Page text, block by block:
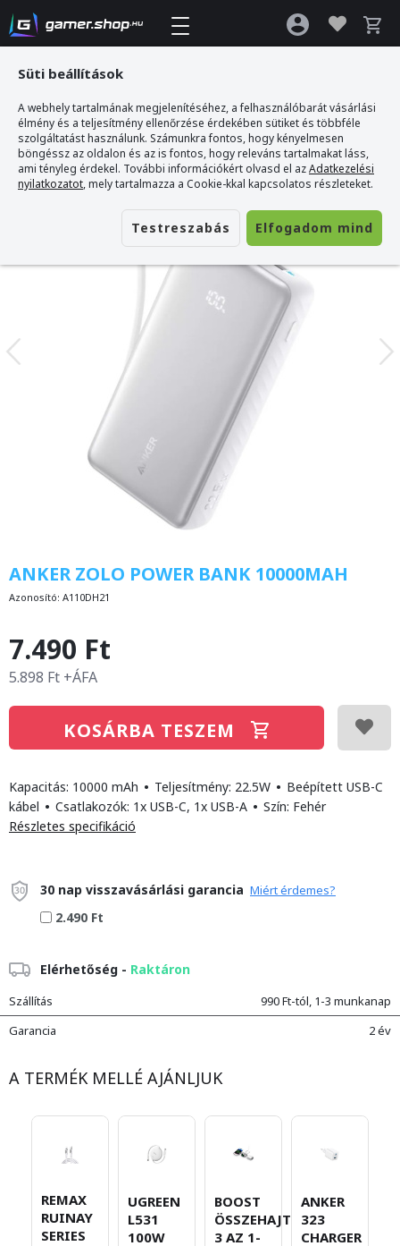
Gamer webshop >Anker Zolo Power Bank 10000mAh
ANKER ZOLO POWER BANK 10000MAH
Azonosító: A110DH21
7.490 Ft
5.898 Ft +ÁFA
KOSÁRBA TESZEM
Kapacitás: 10000 mAh • Teljesítmény: 22.5W • Beépített USB-C
kábel • Csatlakozók: 1x USB-C, 1x USB-A • Szín: Fehér
Részletes specifikáció
30 nap visszavásárlási garancia Miért érdemes?
2.490 Ft
Elérhetőség - Raktáron
Szállítás
990 Ft-tól, 1-3 munkanap
Garancia
2 év
A TERMÉK MELLÉ AJÁNLJUK
REMAX
RUINAY
SERIES
UGREEN
L531
100W
BOOST
ÖSSZEHAJTHATÓ
3 AZ 1-
ANKER
323
CHARGER
Süti beállítások
A webhely tartalmának megjelenítéséhez, a felhasználóbarát vásárlási
élmény és a teljesítmény ellenőrzése érdekében sütiket és többféle
szolgáltatást használunk. Számunkra fontos, hogy kényelmesen
böngéssz az oldalon és az is fontos, hogy releváns tartalmakat láss,
ami tényleg érdekel. További információkért olvasd el azAdatkezelési
nyilatkozatot, mely tartalmazza a Cookie-kkal kapcsolatos részleteket.
Testreszabás Elfogadom mind